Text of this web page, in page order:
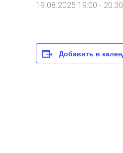
19.08.2025 19:00 - 20:30
Добавить в